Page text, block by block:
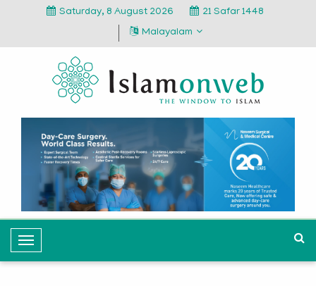
Saturday, 8 August 2026
21 Safar 1448
Malayalam
T
o